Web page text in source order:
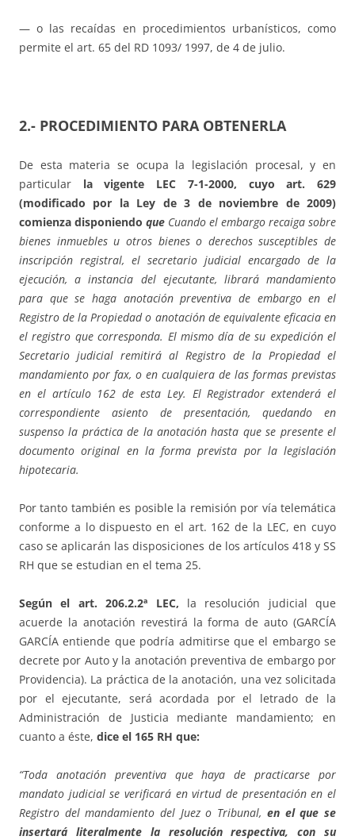
— o las recaídas en procedimientos urbanísticos, como
permite el art. 65 del RD 1093/ 1997, de 4 de julio.
2.- PROCEDIMIENTO PARA OBTENERLA
De esta materia se ocupa la legislación procesal, y en
particular la vigente LEC 7-1-2000, cuyo art.629
(modificado por la Ley de 3 de noviembre de 2009)
comienza disponiendo que Cuando el embargo recaiga sobre
bienes inmuebles u otros bienes o derechos susceptibles de
inscripción registral, el secretario judicial encargado de la
ejecución, a instancia del ejecutante, librará mandamiento
para que se haga anotación preventiva de embargo en el
Registro de la Propiedad o anotación de equivalente eficacia en
el registro que corresponda. El mismo día de su expedición el
Secretario judicial remitirá al Registro de la Propiedad el
mandamiento por fax, o en cualquiera de las formas previstas
en el artículo 162 de esta Ley. El Registrador extenderá el
correspondiente asiento de presentación, quedando en
suspenso la práctica de la anotación hasta que se presente el
documento original en la forma prevista por la legislación
hipotecaria.
Por tanto también es posible la remisión por vía telemática
conforme a lo dispuesto en el art. 162 de la LEC, en cuyo
caso se aplicarán las disposiciones de los artículos 418 y SS
RH que se estudian en el tema 25.
Según el art. 206.2.2ª LEC, la resolución judicial que
acuerde la anotación revestirá la forma de auto (GARCÍA
GARCÍA entiende que podría admitirse que el embargo se
decrete por Auto y la anotación preventiva de embargo por
Providencia). La práctica de la anotación, una vez solicitada
por el ejecutante, será acordada por el letrado de la
Administración de Justicia mediante mandamiento; en
cuanto a éste, dice el 165 RH que:
“Toda anotación preventiva que haya de practicarse por
mandato judicial se verificará en virtud de presentación en el
Registro del mandamiento del Juez o Tribunal, en el que se
insertará literalmente la resolución respectiva, con su